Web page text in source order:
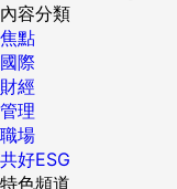
內容分類
焦點
國際
財經
管理
職場
共好ESG
特色頻道